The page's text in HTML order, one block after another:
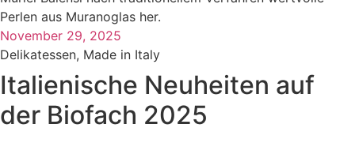
Perlen aus Muranoglas her.
November 29, 2025
Delikatessen, Made in Italy
Italienische Neuheiten auf
der Biofach 2025